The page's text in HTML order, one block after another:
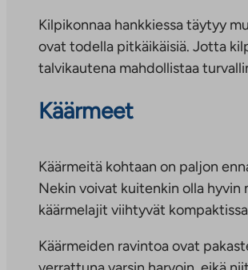
Kilpikonnaa hankkiessa täytyy
ovat todella pitkäikäisiä. Jotta
talvikautena mahdollistaa
Käärmeet
Käärmeitä kohtaan on paljon
Nekin voivat kuitenkin olla hyvin
käärmelajit viihtyvät
Käärmeiden ravintoa ovat